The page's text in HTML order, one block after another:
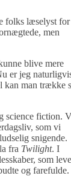
folks læselyst for
men
blive mere
er jeg
kan man trække
science fiction.
som vi
snigende.
fra Twilight. I
som
og farefulde.